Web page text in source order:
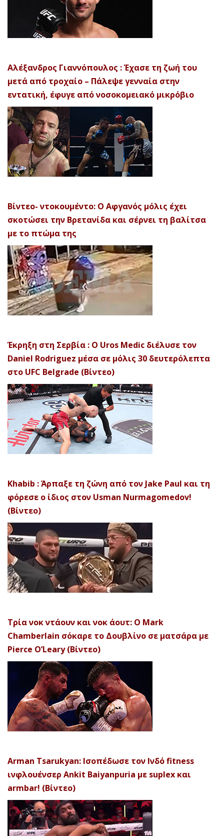
Αλέξανδρος Γιαννόπουλος : Έχασε τη ζωή του
μετά από τροχαίο – Πάλεψε γενναία στην
εντατική, έφυγε από νοσοκομειακό μικρόβιο
Βίντεο- ντοκουμέντο: Ο Αφγανός μόλις έχει
σκοτώσει την Βρετανίδα και σέρνει τη βαλίτσα
με το πτώμα της
Έκρηξη στη Σερβία : Ο Uros Medic διέλυσε τον
Daniel Rodriguez μέσα σε μόλις 30 δευτερόλεπτα
στο UFC Belgrade (Βίντεο)
Khabib : Άρπαξε τη ζώνη από τον Jake Paul και τη
φόρεσε ο ίδιος στον Usman Nurmagomedov!
(Βίντεο)
Τρία νοκ ντάουν και νοκ άουτ: Ο Mark
Chamberlain σόκαρε το Δουβλίνο σε ματσάρα με
Pierce O’Leary (Βίντεο)
Arman Tsarukyan: Ισοπέδωσε τον Ινδό fitness
ινφλουένσερ Ankit Baiyanpuria με suplex και
armbar! (Βίντεο)